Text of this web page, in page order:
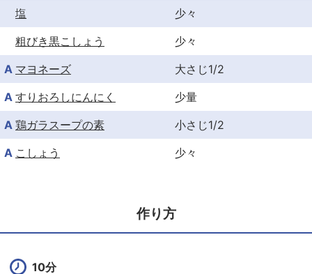
塩
少々
粗びき黒こしょう
少々
A マヨネーズ
大さじ1/2
A すりおろしにんにく
少量
A 鶏ガラスープの素
小さじ1/2
A こしょう 少々
作り方
10分